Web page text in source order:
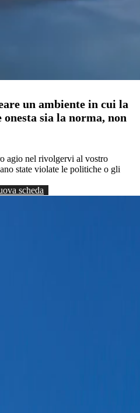
un ambiente in cui la
sia la norma, non
agio nel rivolgervi al vostro
state violate le politiche o gli
scheda